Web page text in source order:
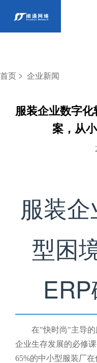
首页 > 企业新闻
服装企业数字
案，从
服装
型困
在"快时尚"主导
企业生存发展的必修
65%的中小型服装厂